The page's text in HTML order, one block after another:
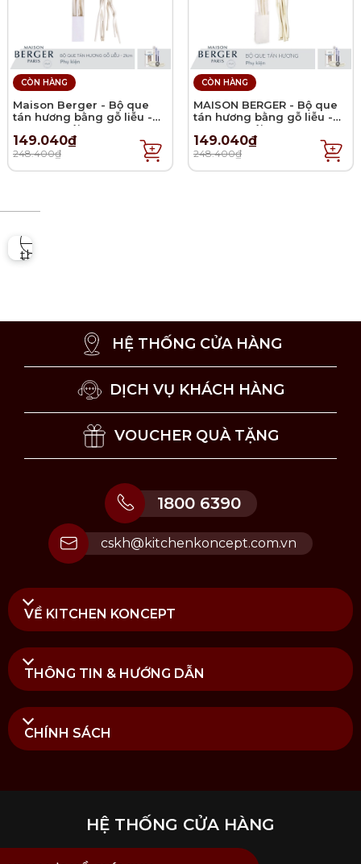
CÒN HÀNG
Maison Berger - Bộ que
tán hương bằng gỗ liễu -
21cm - 6 cái
149.040₫
248.400₫
CÒN HÀNG
MAISON BERGER - Bộ que
tán hương bằng gỗ liễu -
27cm - 6 cái
149.040₫
248.400₫
HỆ THỐNG CỬA HÀNG
DỊCH VỤ KHÁCH HÀNG
VOUCHER QUÀ TẶNG
1800 6390
cskh@kitchenkoncept.com.vn
VỀ KITCHEN KONCEPT
THÔNG TIN & HƯỚNG DẪN
CHÍNH SÁCH
HỆ THỐNG CỬA HÀNG